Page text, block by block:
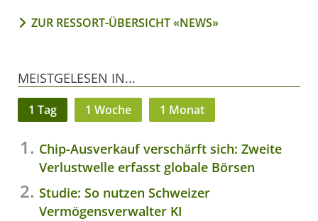
ZUR RESSORT-ÜBERSICHT «NEWS»
MEISTGELESEN IN...
1 Tag 1 Woche 1 Monat
Chip-Ausverkauf verschärft sich: Zweite
Verlustwelle erfasst globale Börsen
Studie: So nutzen Schweizer
Vermögensverwalter KI